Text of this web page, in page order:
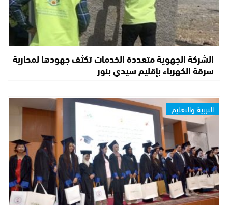
الشركة الجهوية متعددة الخدمات تكثف جهودها لمحاربة
سرقة الكهرباء بإقليم سيدي بنور
التربية والتعليم